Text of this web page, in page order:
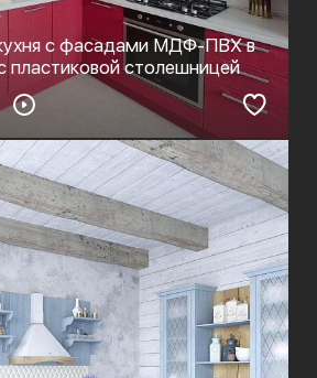
с фасадами МДФ-ПВХ в
пластиковой столешницей